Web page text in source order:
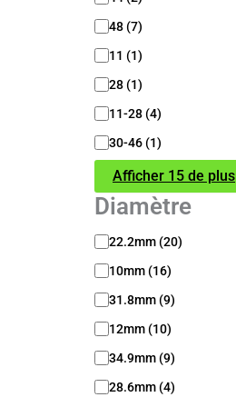
48 (7)
11 (1)
28 (1)
11-28 (4)
30-46 (1)
Afficher 15 de plus
Diamètre
D
a
m
è
t
e
22.2mm (20)
10mm (16)
31.8mm (9)
12mm (10)
34.9mm (9)
28.6mm (4)